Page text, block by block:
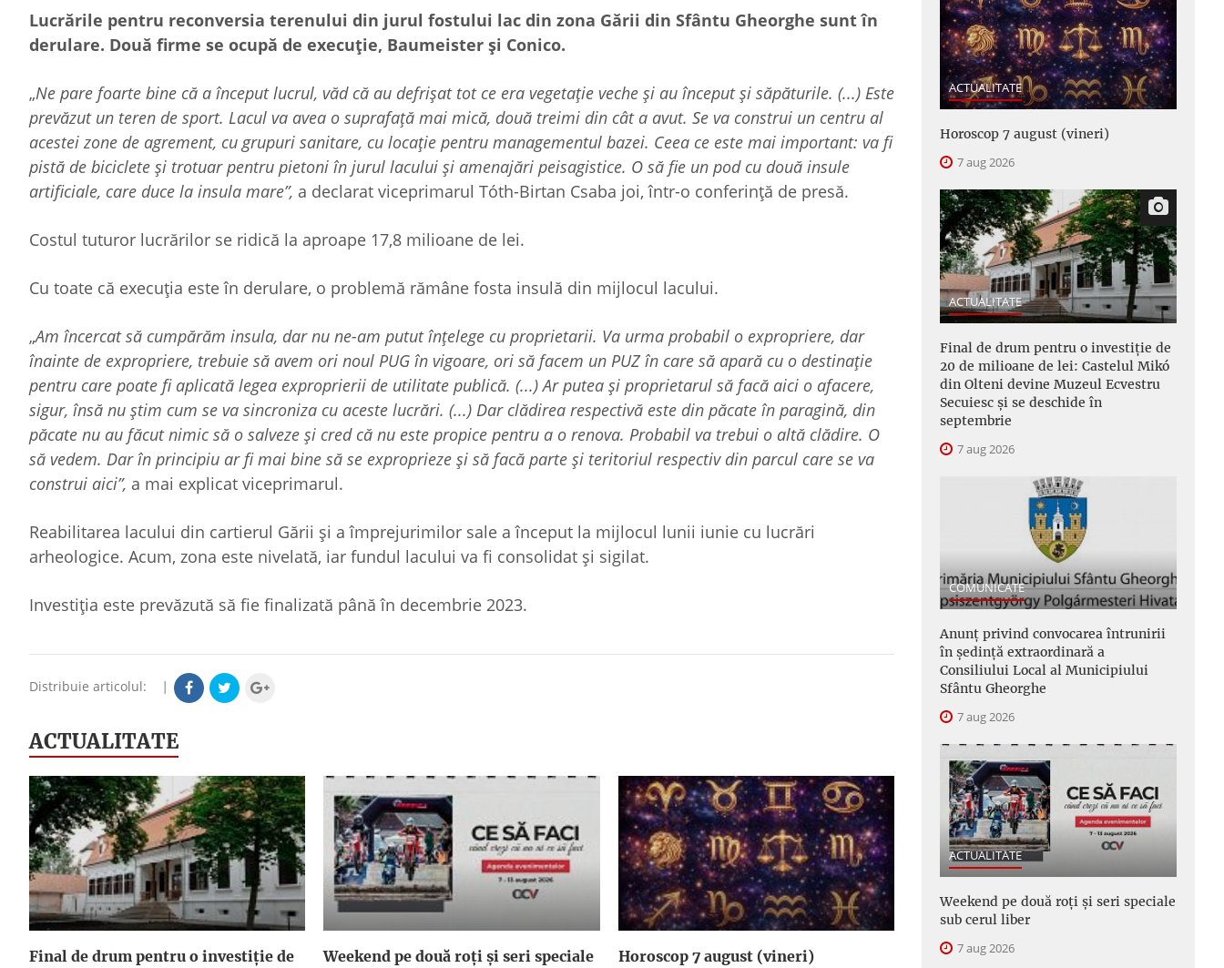
Lucrările pentru reconversia terenului din jurul fostului lac din zona Gării din Sfântu Gheorghe sunt în
derulare. Două firme se ocupă de execuție, Baumeister și Conico.
„Ne pare foarte bine că a început lucrul, văd că au defrișat tot ce era vegetație veche și au început și săpăturile. (...) Este
prevăzut un teren de sport. Lacul va avea o suprafață mai mică, două treimi din cât a avut. Se va construi un centru al
acestei zone de agrement, cu grupuri sanitare, cu locație pentru managementul bazei. Ceea ce este mai important: va fi
pistă de biciclete și trotuar pentru pietoni în jurul lacului și amenajări peisagistice. O să fie un pod cu două insule
artificiale, care duce la insula mare”, a declarat viceprimarul Tóth-Birtan Csaba joi, într-o conferință de presă.
Costul tuturor lucrărilor se ridică la aproape 17,8 milioane de lei.
Cu toate că execuția este în derulare, o problemă rămâne fosta insulă din mijlocul lacului.
„Am încercat să cumpărăm insula, dar nu ne-am putut înțelege cu proprietarii. Va urma probabil o expropriere, dar
înainte de expropriere, trebuie să avem ori noul PUG în vigoare, ori să facem un PUZ în care să apară cu o destinație
pentru care poate fi aplicată legea exproprierii de utilitate publică. (...) Ar putea și proprietarul să facă aici o afacere,
sigur, însă nu știm cum se va sincroniza cu aceste lucrări. (...) Dar clădirea respectivă este din păcate în paragină, din
păcate nu au făcut nimic să o salveze și cred că nu este propice pentru a o renova. Probabil va trebui o altă clădire. O
să vedem. Dar în principiu ar fi mai bine să se exproprieze și să facă parte și teritoriul respectiv din parcul care se va
construi aici”, a mai explicat viceprimarul.
Reabilitarea lacului din cartierul Gării și a împrejurimilor sale a început la mijlocul lunii iunie cu lucrări
arheologice. Acum, zona este nivelată, iar fundul lacului va fi consolidat și sigilat.
Investiția este prevăzută să fie finalizată până în decembrie 2023.
Distribuie articolul: |
ACTUALITATE
Final de drum pentru o investiție de
Weekend pe două roți și seri speciale
Horoscop 7 august (vineri)
ACTUALITATE
Horoscop 7 august (vineri)
7 aug 2026
ACTUALITATE
Final de drum pentru o investiție de
20 de milioane de lei: Castelul Mikó
din Olteni devine Muzeul Ecvestru
Secuiesc și se deschide în
septembrie
7 aug 2026
COMUNICATE
Anunţ privind convocarea întrunirii
în şedinţă extraordinară a
Consiliului Local al Municipiului
Sfântu Gheorghe
7 aug 2026
ACTUALITATE
Weekend pe două roți și seri speciale
sub cerul liber
7 aug 2026